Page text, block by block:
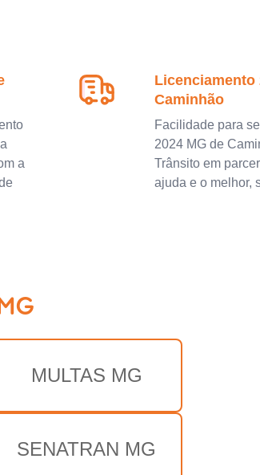
a
Licenciamento
Caminhão
Facilidade para
2024 MG de
Trânsito em
ajuda e o melhor,
MULTAS MG
SENATRAN MG